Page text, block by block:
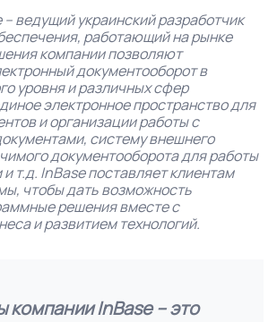
ведущий украинский разработчик
работающий на рынке
компании позволяют
документооборот в
уровня и различных сфер
электронное пространство для
и организации работы с
систему внешнего
документооборота для работы
т.д. InBase поставляет клиентам
чтобы дать возможность
решения вместе с
и развитием технологий.
компании InBase – это